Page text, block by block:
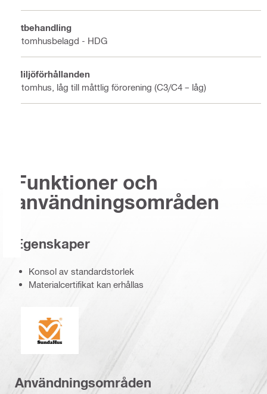
Ytbehandling
Utomhusbelagd - HDG
Miljöförhållanden
Utomhus, låg till måttlig förorening (C3/C4 – låg)
Funktioner och
användningsområden
Egenskaper
Konsol av standardstorlek
Materialcertifikat kan erhållas
SundaHus
Användningsområden